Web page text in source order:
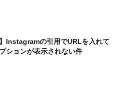
】Instagramの引用でURLを入れて
ションが表示されない件